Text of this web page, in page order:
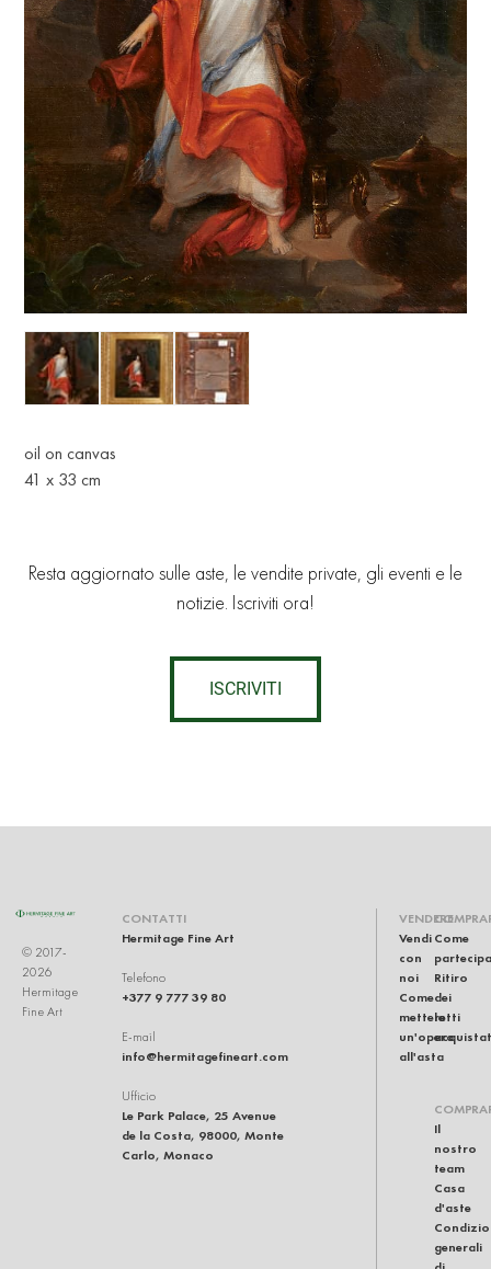
oil on canvas
41 х 33 cm
Resta aggiornato sulle aste, le vendite private, gli eventi e le
notizie. Iscriviti ora!
ISCRIVITI
© 2017-
2026
Hermitage
Fine Art
CONTATTI
Hermitage Fine Art
Telefono
+377 9 777 39 80
E-mail
info@hermitagefineart.com
Ufficio
Le Park Palace, 25 Avenue
de la Costa, 98000, Monte
Carlo, Monaco
VENDERE
Vendi
con
noi
Come
mettere
un'opera
all'asta
Come
Ritiro
dei
lotti
Il
nostro
team
Casa
d'aste
generali